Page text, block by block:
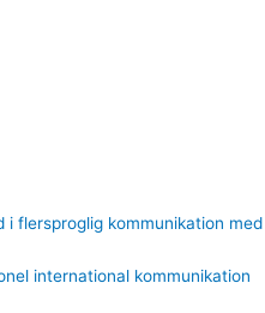
flersproglig kommunikation med
international kommunikation